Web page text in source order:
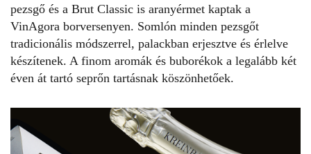
pezsgő és a Brut Classic is aranyérmet kaptak a
VinAgora borversenyen. Somlón minden pezsgőt
tradicionális módszerrel, palackban erjesztve és érlelve
készítenek. A finom aromák és buborékok a legalább két
éven át tartó seprőn tartásnak köszönhetőek.